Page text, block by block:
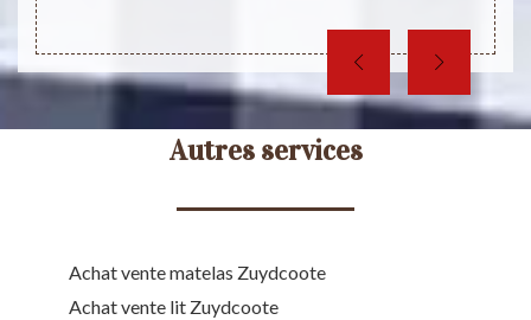
Autres services
Achat vente matelas Zuydcoote
Achat vente lit Zuydcoote